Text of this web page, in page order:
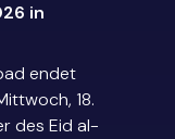
in
endet
18.
des Eid al-